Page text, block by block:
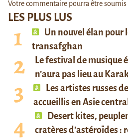
LES PLUS LUS
Un nouvel élan
transafghan
Le festival de musique
n’aura pas lieu au
Les artistes russes
accueillis en Asie
Desert kites,
cratères d’astéroïdes :
Votre commentaire pourra être soumis